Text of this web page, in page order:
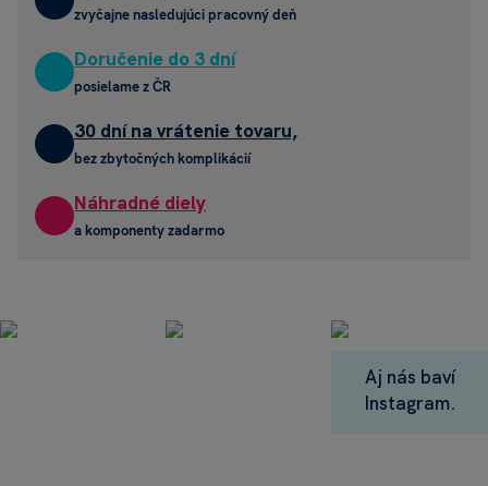
zvyčajne nasledujúci pracovný deň
Doručenie do 3 dní
posielame z ČR
30 dní na vrátenie tovaru,
bez zbytočných komplikácií
Náhradné diely
a komponenty zadarmo
Aj nás baví
Instagram.